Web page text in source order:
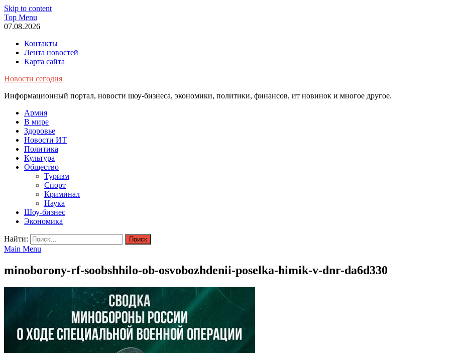
Skip to content
Top Menu
07.08.2026
Контакты
Лента новостей
Карта сайта
Новости сегодня
Информационный портал, новости шоу-бизнеса, экономики, политики, финансов, ит новинок и многое другое.
Армия
В мире
Здоровье
Новости ИТ
Политика
Культура
Общество
Туризм
Спорт
Криминал
Наука
Шоу-бизнес
Экономика
Найти:
Main Menu
minoborony-rf-soobshhilo-ob-osvobozhdenii-poselka-himik-v-dnr-da6d330